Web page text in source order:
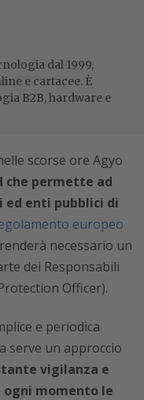
dal 1999,
e cartacee. È
B2B, hardware e
scorse ore Agyo
che permette ad
ed enti pubblici di
europeo
necessario un
dei Responsabili
Officer).
e periodica
serve un approccio
vigilanza e
momento le